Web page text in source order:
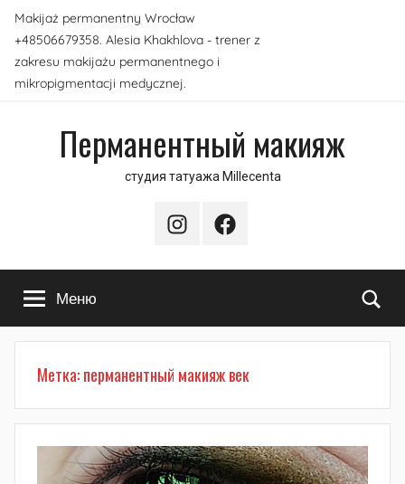
Перейти
содержимому
Makijaż permanentny Wrocław
+48506679358. Alesia Khakhlova - trener z
zakresu makijażu permanentnego i
mikropigmentacji medycznej.
Перманентный макияж
студия татуажа Millecenta
InstagramFacebook
Меню
Метка:перманентный макияж век